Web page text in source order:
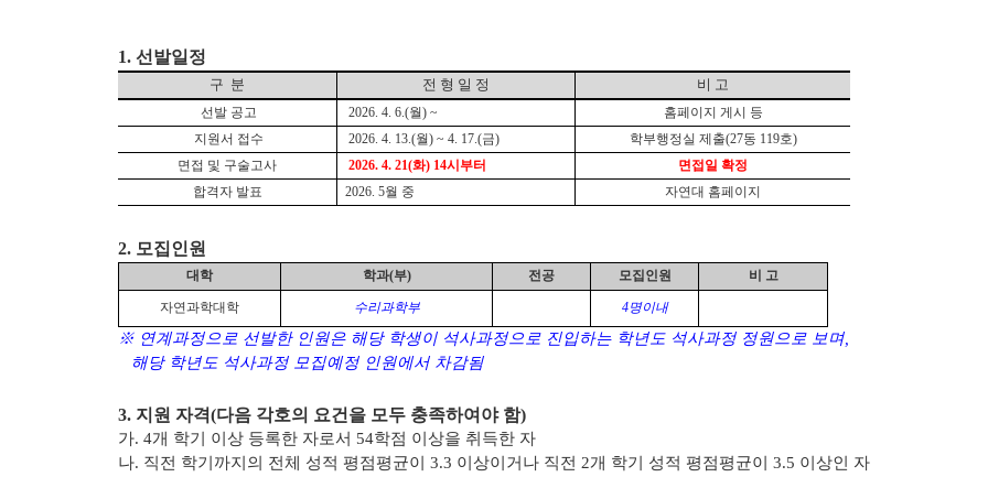
1. 선발일정
구 분 전 형 일 정
비 고
선발 공고
2026. 4. 6.(월) ~
홈페이지 게시 등
지원서 접수
2026. 4. 13.(월) ~ 4. 17.(금) 학부행정실 제출(27동 119호)
면접 및 구술고사
2026. 4. 21(화) 14시부터
면접일 확정
합격자 발표
2026. 5월 중 자연대 홈페이지
2. 모집인원
대학 학과(부) 전공 모집인원 비 고
자연과학대학 수리과학부 4명이내
※ 연계과정으로 선발한 인원은 해당 학생이 석사과정으로 진입하는 학년도 석사과정 정원으로 보며
해당 학년도 석사과정 모집예정 인원에서 차감됨
3. 지원 자격(다음 각호의 요건을 모두 충족하여야 함)
가. 4개 학기 이상 등록한 자로서 54학점 이상을 취득한 자
나. 직전 학기까지의 전체 성적 평점평균이 3.3 이상이거나 직전 2개 학기 성적 평점평균이 3.5 이상인 자